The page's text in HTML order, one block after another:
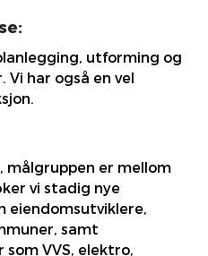
utforming og
Vi har også en vel
er mellom
vi stadig nye
eiendomsutviklere,
samt
VVS, elektro,